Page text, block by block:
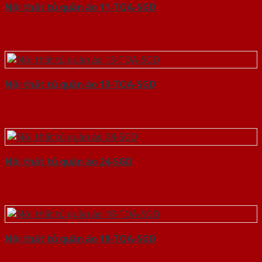
Nội thất tủ quần áo 11-TQA-SGD
Nội thất tủ quần áo 13-TQA-SGD
Nội thất tủ quần áo 24-SGD
Nội thất tủ quần áo 18-TQA-SGD